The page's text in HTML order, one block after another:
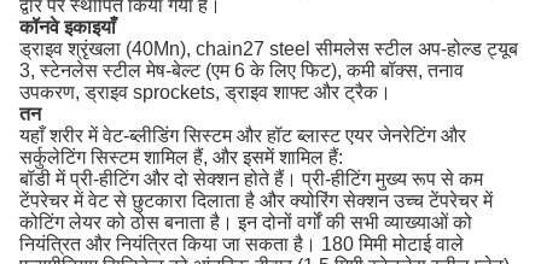
द्वार पर स्थापित किया गया है।
कॉनवे इकाइयाँ
ड्राइव श्रृंखला (40Mn), chain27 steel सीमलेस स्टील अप-होल्ड ट्यूब
3, स्टेनलेस स्टील मेष-बेल्ट (एम 6 के लिए फिट), कमी बॉक्स, तनाव
उपकरण, ड्राइव sprockets, ड्राइव शाफ्ट और ट्रैक।
तन
यहाँ शरीर में वेट-ब्लीडिंग सिस्टम और हॉट ब्लास्ट एयर जेनरेटिंग और
सर्कुलेटिंग सिस्टम शामिल हैं, और इसमें शामिल हैं:
बॉडी में प्री-हीटिंग और दो सेक्शन होते हैं। प्री-हीटिंग मुख्य रूप से कम
टेंपरेचर में वेट से छुटकारा दिलाता है और क्योरिंग सेक्शन उच्च टेंपरेचर में
कोटिंग लेयर को ठोस बनाता है। इन दोनों वर्गों की सभी व्याख्याओं को
नियंत्रित और नियंत्रित किया जा सकता है। 180 मिमी मोटाई वाले